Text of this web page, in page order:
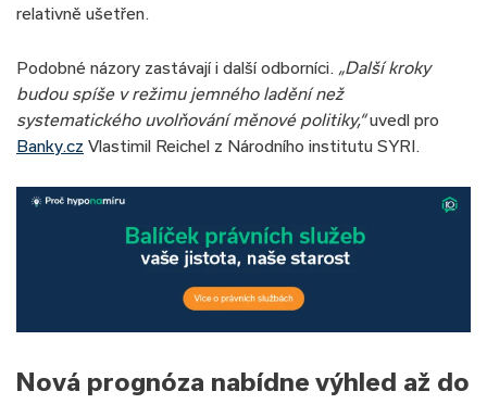
relativně ušetřen.
Podobné názory zastávají i další odborníci. „Další kroky
budou spíše v režimu jemného ladění než
systematického uvolňování měnové politiky,“uvedl pro
Banky.cz Vlastimil Reichel z Národního institutu SYRI.
Nová prognóza nabídne výhled až do